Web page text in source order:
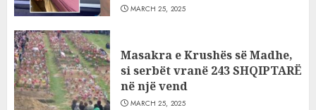
MARCH 25, 2025
Masakra e Krushës së Madhe,
si serbët vranë 243 SHQIPTARË
në një vend
MARCH 25, 2025